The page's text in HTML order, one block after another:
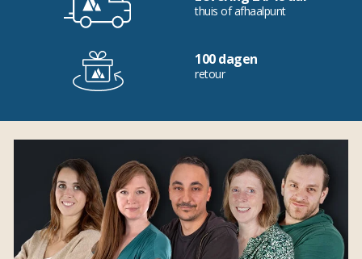
thuis of afhaalpunt
100 dagen
retour